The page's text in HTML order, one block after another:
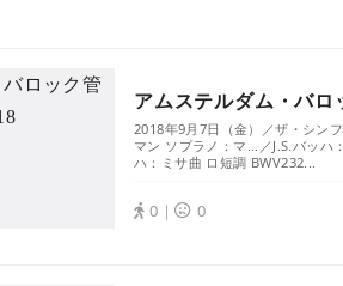
アムステルダム・バ
2018年9月7日（金）／ザ・シン
マン ソプラノ：マ...／J.S.バッハ
ハ：ミサ曲 ロ短調 BWV232...
0｜ 0